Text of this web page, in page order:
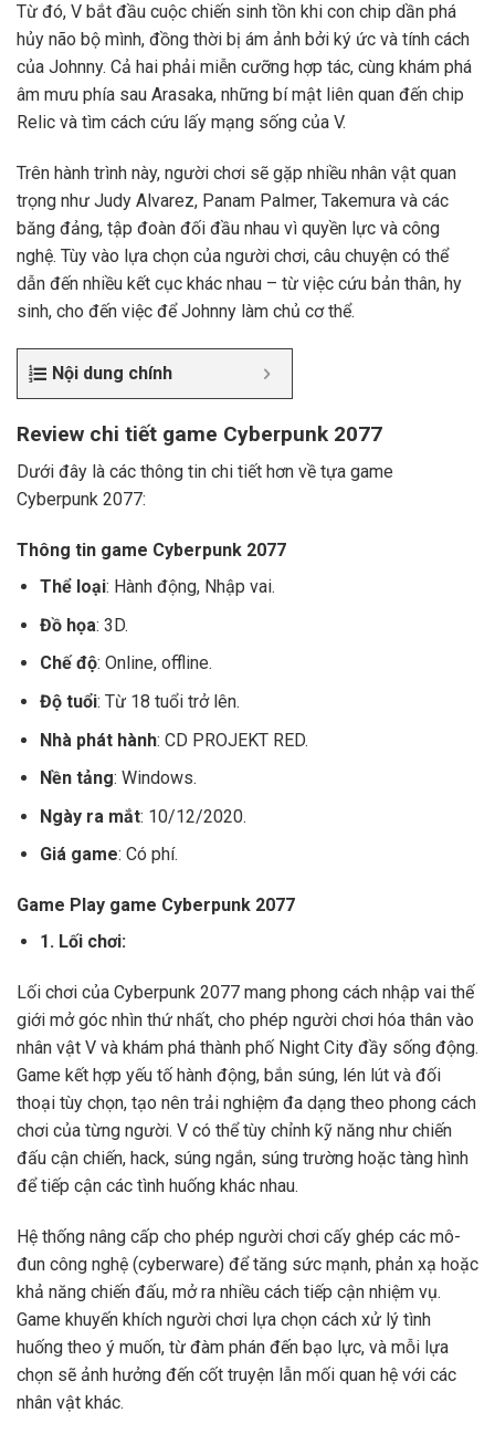
Từ đó, V bắt đầu cuộc chiến sinh tồn khi con chip dần phá
hủy não bộ mình, đồng thời bị ám ảnh bởi ký ức và tính cách
của Johnny. Cả hai phải miễn cưỡng hợp tác, cùng khám phá
âm mưu phía sau Arasaka, những bí mật liên quan đến chip
Relic và tìm cách cứu lấy mạng sống của V.
Trên hành trình này, người chơi sẽ gặp nhiều nhân vật quan
trọng như Judy Alvarez, Panam Palmer, Takemura và các
băng đảng, tập đoàn đối đầu nhau vì quyền lực và công
nghệ. Tùy vào lựa chọn của người chơi, câu chuyện có thể
dẫn đến nhiều kết cục khác nhau – từ việc cứu bản thân, hy
sinh, cho đến việc để Johnny làm chủ cơ thể.
Nội dung chính
Review chi tiết game Cyberpunk 2077
Dưới đây là các thông tin chi tiết hơn về tựa game
Cyberpunk 2077:
Thông tin game Cyberpunk 2077
Thể loại: Hành động, Nhập vai.
Đồ họa: 3D.
Chế độ: Online, offline.
Độ tuổi: Từ 18 tuổi trở lên.
Nhà phát hành: CD PROJEKT RED.
Nền tảng: Windows.
Ngày ra mắt: 10/12/2020.
Giá game: Có phí.
Game Play game Cyberpunk 2077
1. Lối chơi:
Lối chơi của Cyberpunk 2077 mang phong cách nhập vai thế
giới mở góc nhìn thứ nhất, cho phép người chơi hóa thân vào
nhân vật V và khám phá thành phố Night City đầy sống động.
Game kết hợp yếu tố hành động, bắn súng, lén lút và đối
thoại tùy chọn, tạo nên trải nghiệm đa dạng theo phong cách
chơi của từng người. V có thể tùy chỉnh kỹ năng như chiến
đấu cận chiến, hack, súng ngắn, súng trường hoặc tàng hình
để tiếp cận các tình huống khác nhau.
Hệ thống nâng cấp cho phép người chơi cấy ghép các mô-
đun công nghệ (cyberware) để tăng sức mạnh, phản xạ hoặc
khả năng chiến đấu, mở ra nhiều cách tiếp cận nhiệm vụ.
Game khuyến khích người chơi lựa chọn cách xử lý tình
huống theo ý muốn, từ đàm phán đến bạo lực, và mỗi lựa
chọn sẽ ảnh hưởng đến cốt truyện lẫn mối quan hệ với các
nhân vật khác.